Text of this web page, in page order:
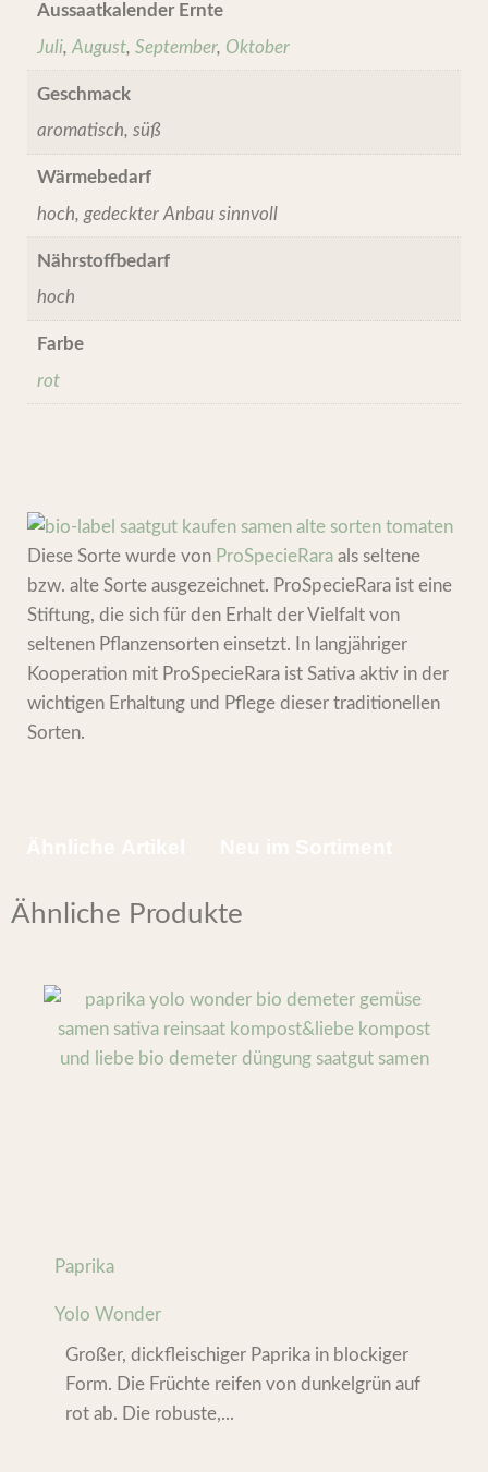
Aussaatkalender Ernte
Juli, August, September, Oktober
Geschmack
aromatisch, süß
Wärmebedarf
hoch, gedeckter Anbau sinnvoll
Nährstoffbedarf
hoch
Farbe
rot
Diese Sorte wurde von ProSpecieRara als seltene
bzw. alte Sorte ausgezeichnet. ProSpecieRara ist eine
Stiftung, die sich für den Erhalt der Vielfalt von
seltenen Pflanzensorten einsetzt. In langjähriger
Kooperation mit ProSpecieRara ist Sativa aktiv in der
wichtigen Erhaltung und Pflege dieser traditionellen
Sorten.
Ähnliche Produkte
Paprika
Yolo Wonder
Großer, dickfleischiger Paprika in blockiger
Form. Die Früchte reifen von dunkelgrün auf
rot ab. Die robuste,...